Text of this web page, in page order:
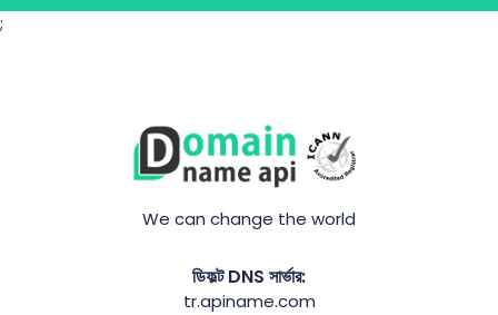
;
We can change the world
ডিফল্ট DNS সার্ভার:
tr.apiname.com